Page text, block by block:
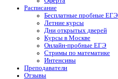
Расписание
Бесплатные пробные ЕГЭ
Летние курсы
Дни открытых дверей
Курсы в Москве
Онлайн-пробные ЕГЭ
Стримы по математике
Интенсивы
Преподаватели
Отзывы